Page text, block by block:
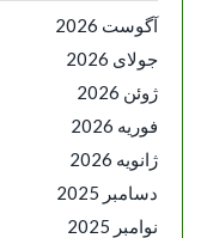
آگوست 2026
جولای 2026
ژوئن 2026
فوریه 2026
ژانویه 2026
دسامبر 2025
نوامبر 2025